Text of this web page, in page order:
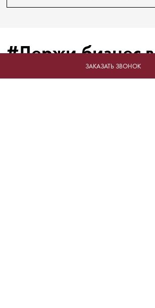
ЗАКАЗАТЬ ЗВОНОК
#Держи бизнес в
форме!